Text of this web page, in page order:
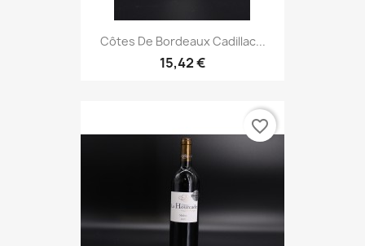
Côtes De Bordeaux Cadillac...
15,42 €
favorite_border